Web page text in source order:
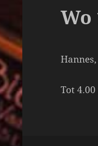
Wo
Tot